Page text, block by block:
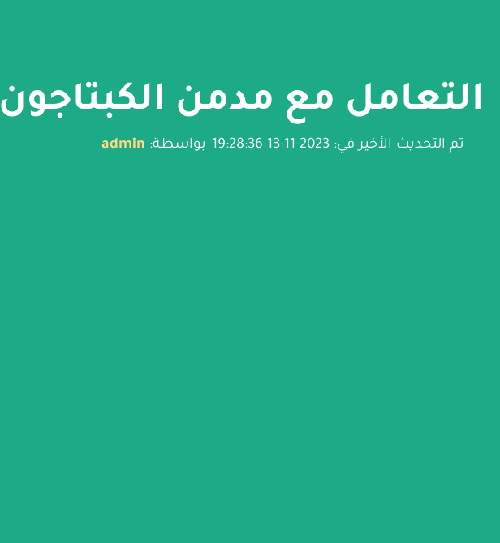
التعامل مع مدمن الكبتاجون
تم التحديث الأخير في: 2023-11-13 19:28:36 بواسطة: admin